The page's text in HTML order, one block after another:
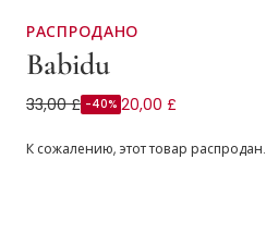
РАСПРОДАНО
Babidu
Blue Knitted Babygrow
33,00 £ -40% 20,00 £
К сожалению, этот товар распродан.